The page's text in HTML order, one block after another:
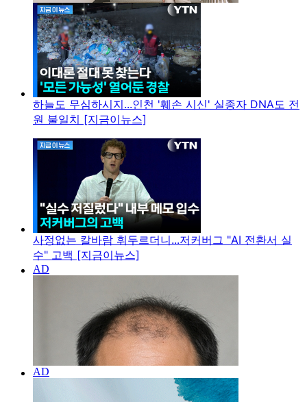
하늘도 무심하시지...인천 '훼손 시신' 실종자 DNA도 전
원 불일치 [지금이뉴스]
사정없는 칼바람 휘두르더니...저커버그 "AI 전환서 실
수" 고백 [지금이뉴스]